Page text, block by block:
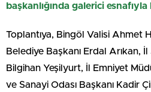
başkanlığında galerici
Toplantıya, Bingöl Valisi Ahmet
Belediye Başkanı Erdal Arıkan,
Bilgihan Yeşilyurt, İl Emniyet
ve Sanayi Odası Başkanı Kadir